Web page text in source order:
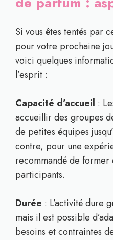
Si vous êtes tentés par
pour votre prochaine
voici quelques
l’esprit :
Capacité d’accueil :
accueillir des groupes
de petites équipes
contre, pour une
recommandé de
participants.
Durée : L’activité dure
mais il est possible
besoins et contraintes